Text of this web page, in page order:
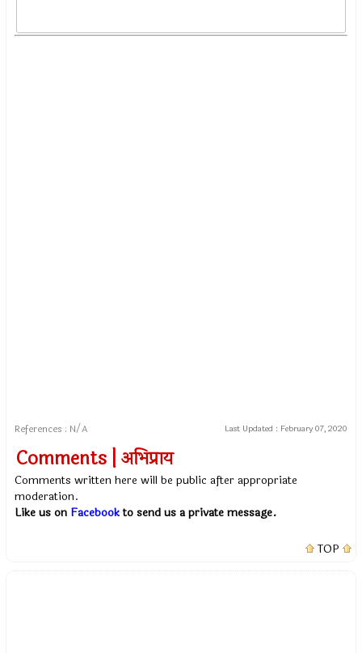
References : N/A Last Updated : February 07, 2020
Comments | अभिप्राय
Comments written here will be public after appropriate
moderation.
Like us on Facebookto send us a private message.
TOP